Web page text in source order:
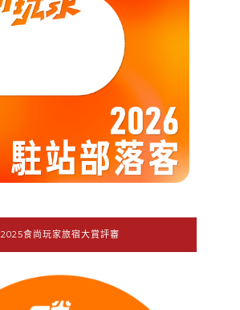
2025食尚玩家旅宿大賞評審